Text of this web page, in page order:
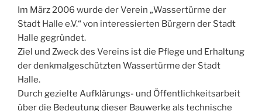
Im März 2006 wurde der Verein „Wassertürme der
Stadt Halle e.V.“ von interessierten Bürgern der Stadt
Halle gegründet.
Ziel und Zweck des Vereins ist die Pflege und Erhaltung
der denkmalgeschützten Wassertürme der Stadt
Halle.
Durch gezielte Aufklärungs- und Öffentlichkeitsarbeit
über die Bedeutung dieser Bauwerke als technische